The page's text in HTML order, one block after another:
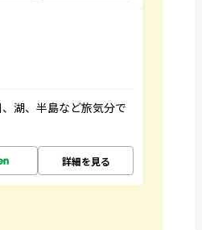
湖、半島など旅気分で
詳細を見る